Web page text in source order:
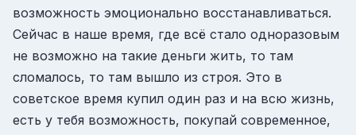
возможность эмоционально восстанавливаться.
Сейчас в наше время, где всё стало одноразовым
не возможно на такие деньги жить, то там
сломалось, то там вышло из строя. Это в
советское время купил один раз и на всю жизнь,
есть у тебя возможность, покупай современное,